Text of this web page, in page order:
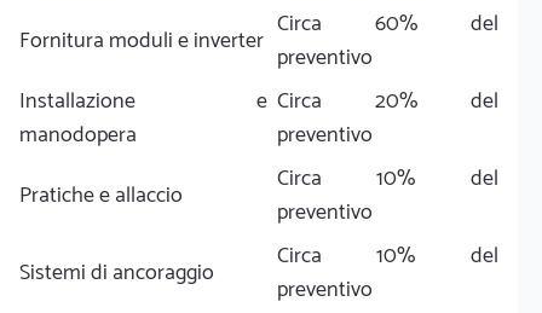
Fornitura moduli e inverter Circa 60% del
preventivo
Installazione e
manodopera
Circa 20% del
preventivo
Pratiche e allaccio
Circa 10% del
preventivo
Sistemi di ancoraggio
Circa 10% del
preventivo